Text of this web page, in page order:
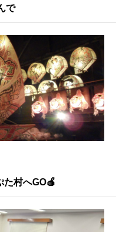
で
た村へGO🍎